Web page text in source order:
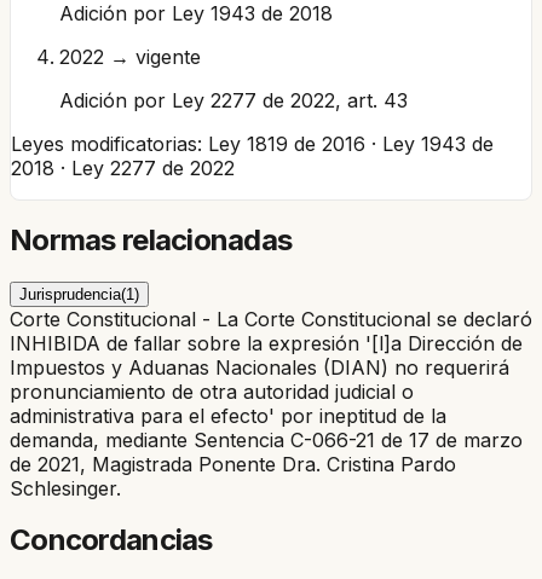
Adición por Ley 1943 de 2018
2022 → vigente
Adición por Ley 2277 de 2022, art. 43
Leyes modificatorias: Ley 1819 de 2016 · Ley 1943 de
2018 · Ley 2277 de 2022
Normas relacionadas
Jurisprudencia(1)
Corte Constitucional - La Corte Constitucional se declaró
INHIBIDA de fallar sobre la expresión '[l]a Dirección de
Impuestos y Aduanas Nacionales (DIAN) no requerirá
pronunciamiento de otra autoridad judicial o
administrativa para el efecto' por ineptitud de la
demanda, mediante Sentencia C-066-21 de 17 de marzo
de 2021, Magistrada Ponente Dra. Cristina Pardo
Schlesinger.
Concordancias